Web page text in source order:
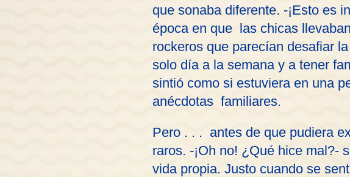
que sonaba diferente. -¡Esto es
época en que las chicas
rockeros que parecían desafiar
solo día a la semana y a tener
sintió como si estuviera en una
anécdotas familiares.
Pero . . . antes de que pudiera
raros. -¡Oh no! ¿Qué hice mal?-
vida propia. Justo cuando se